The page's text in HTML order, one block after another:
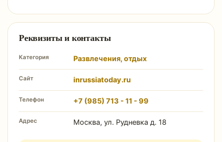
Реквизиты и контакты
Категория Развлечения, отдых
Сайт inrussiatoday.ru
Телефон +7 (985) 713 - 11 - 99
Адрес Москва, ул. Рудневка д. 18